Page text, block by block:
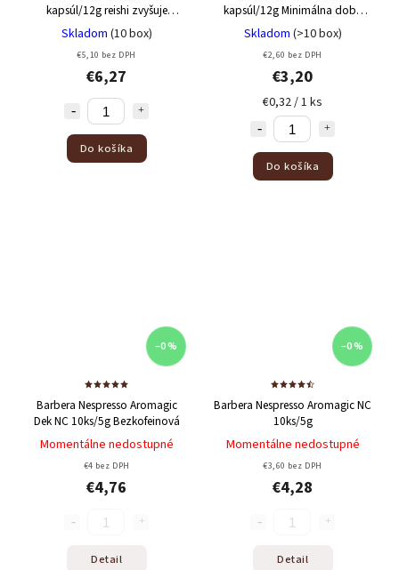
kapsúl/12greishi zvyšuje
vitalitu, mentálnu aktivitu a
omladzuje
Skladom (10 box)
€5,10 bez DPH
€6,27
Do košíka
kapsúl/12gMinimálna doba
trvanlivosti 11/09/2026
zmierňuje únavu a zvyšuje
výkon
Skladom (>10 box)
€2,60 bez DPH
€3,20
€0,32 / 1 ks
Do košíka
–0 %
Barbera Nespresso Aromagic
Dek NC 10ks/5gBezkofeinová
Momentálne nedostupné
€4 bez DPH
€4,76
Detail
–0 %
Barbera Nespresso Aromagic NC
10ks/5g
Momentálne nedostupné
€3,60 bez DPH
€4,28
Detail